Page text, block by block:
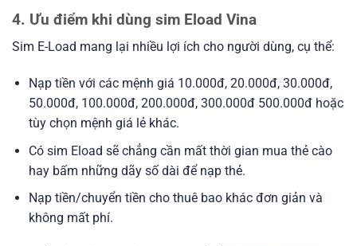
4. Ưu điểm khi dùng sim Eload Vina
Sim E-Load mang lại nhiều lợi ích cho người dùng, cụ thể:
Nạp tiền với các mệnh giá 10.000đ, 20.000đ, 30.000đ,
50.000đ, 100.000đ, 200.000đ, 300.000đ 500.000đ hoặc
tùy chọn mệnh giá lẻ khác.
Có sim Eload sẽ chẳng cần mất thời gian mua thẻ cào
hay bấm những dãy số dài để nạp thẻ.
Nạp tiền/chuyển tiền cho thuê bao khác đơn giản và
không mất phí.